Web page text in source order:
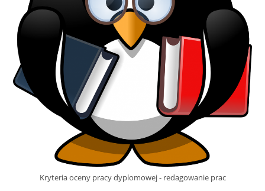
Kryteria oceny pracy dyplomowej - redagowanie prac